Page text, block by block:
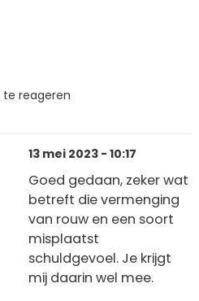
reageren
13 mei 2023 - 10:17
Goed gedaan, zeker wat
betreft die vermenging
van rouw en een soort
misplaatst
schuldgevoel. Je krijgt
mij daarin wel mee.